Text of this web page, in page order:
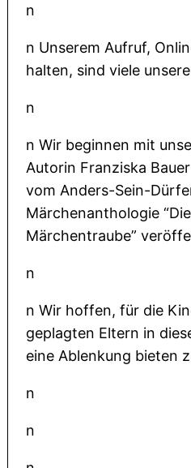
n
n Unserem Aufruf,
halten, sind viele
n
n Wir beginnen mit
Autorin Franziska
vom Anders-Sein-
Märchenanthologie
Märchentraube”
n
n Wir hoffen, für die
geplagten Eltern in
eine Ablenkung bieten
n
n